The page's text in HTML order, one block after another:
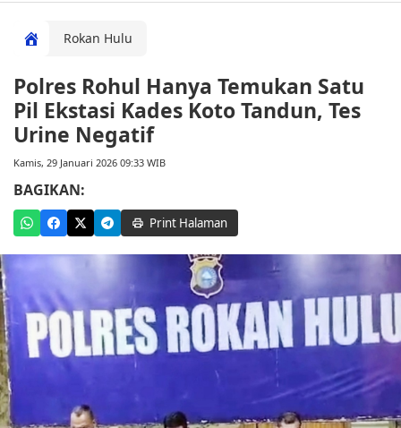
Rokan Hulu
Polres Rohul Hanya Temukan Satu
Pil Ekstasi Kades Koto Tandun, Tes
Urine Negatif
Kamis, 29 Januari 2026 09:33 WIB
BAGIKAN:
Print Halaman